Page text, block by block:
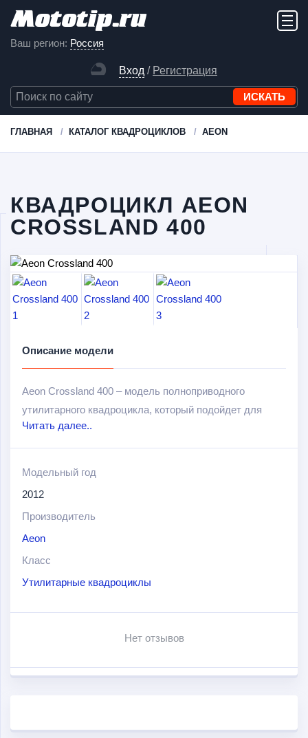
Ваш регион: Россия
Вход / Регистрация
ГЛАВНАЯ КАТАЛОГ КВАДРОЦИКЛОВ AEON
КВАДРОЦИКЛ AEON
CROSSLAND 400
Описание модели
Aeon Crossland 400 – модель полноприводного
утилитарного квадроцикла, который подойдет для
активного отдыха и работы.
рабочим объемом в 346 см
Тормозная система включает надежные передние
дисковые и задние барабанные тормоза.
Читать далее..
Модельный год
2012
Производитель
Aeon
Класс
Утилитарные квадроциклы
Нет отзывов